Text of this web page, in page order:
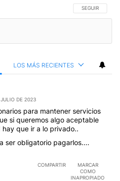
SIGA ESTA
SEGUIR
LOS MÁS RECIENTES
JULIO DE 2023
para mantener servicios
si queremos algo aceptable
que ir a lo privado..
ser obligatorio pagarlos....
COMPARTIR
MARCAR
COMO
INAPROPIADO